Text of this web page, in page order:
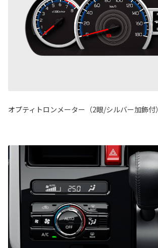
オプティトロンメーター（2眼/シルバー加飾付）